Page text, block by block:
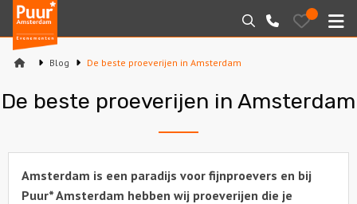
Puur*
Amsterdam
bedrijfsuitjes
Zoeken
020-
6260016
Bewaarde
uitjes
Arrangementen
Varen
Sport en spel
Blog De beste proeverijen in Amsterdam
De beste proeverijen in Amsterdam
Amsterdam is een paradijs voor fijnproevers en bij
Puur* Amsterdam hebben wij proeverijen die je